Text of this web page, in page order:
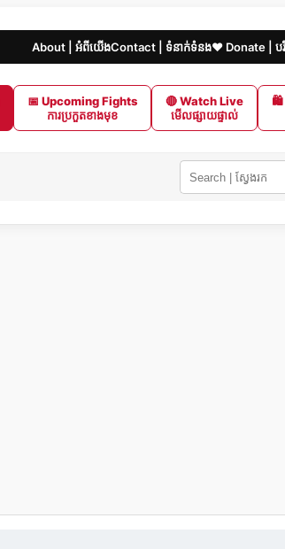
About | អំពីយើងContact | ទំនាក់ទំនង❤️ Donate | បរិ
📅 Upcoming Fights
ការប្រកួតខាងមុខ
🔴 Watch Live
មើលផ្សាយផ្ទាល់
🛍
Search